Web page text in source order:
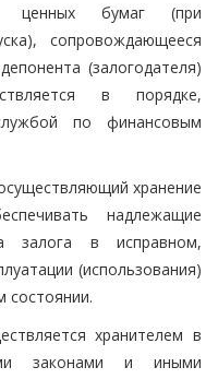
ценных бумаг (при
сопровождающееся
(залогодателя)
в порядке,
по финансовым
хранение
надлежащие
залога в исправном,
(использования)
состоянии.
хранителем в
законами и иными